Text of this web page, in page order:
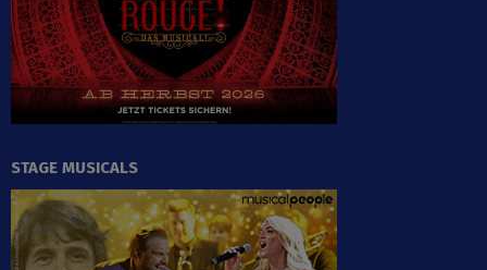
STAGE MUSICALS